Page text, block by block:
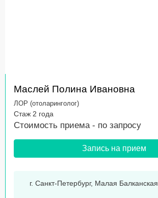
Маслей Полина Ивановна
ЛОР (отоларинголог)
Стаж 2 года
Стоимость приема - по запросу
Запись на прием
г. Санкт-Петербург, Малая